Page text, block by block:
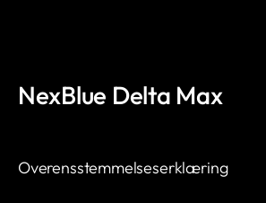
NexBlue Delta Max
Overensstemmelseserklæring